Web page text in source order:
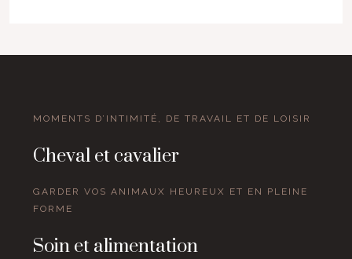
MOMENTS D’INTIMITÉ, DE TRAVAIL ET DE LOISIR
Cheval et cavalier
GARDER VOS ANIMAUX HEUREUX ET EN PLEINE
FORME
Soin et alimentation